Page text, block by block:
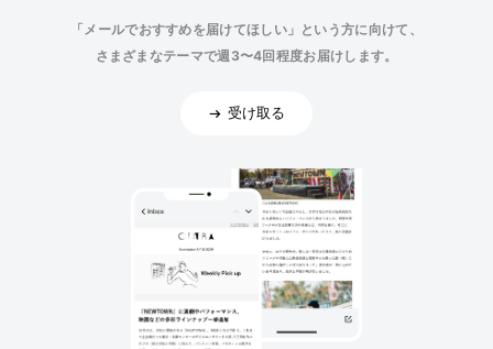
「メールでおすすめを届けてほしい」という方に向けて、
さまざまなテーマで週3〜4回程度お届けします。
受け取る